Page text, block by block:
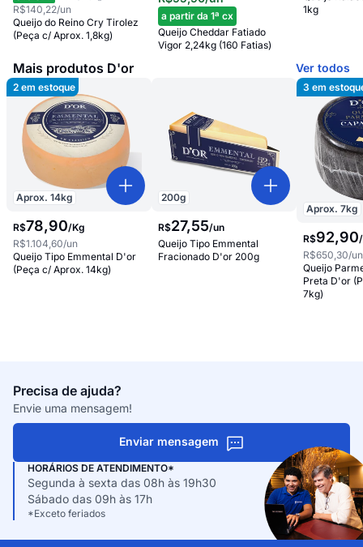
R$140,22/un
Queijo do Reino Cry Tirolez
(Peça c/ Aprox. 1,8kg)
a partir da 1ª cx
Queijo Cheddar Fatiado
Vigor 2,24kg (160 Fatias)
1kg
Mais produtos D'or Ver todos
Aprox. 14kg
2 em estoque
R$78,90/Kg
R$1.104,60/un
Queijo Tipo Emmental D'or
(Peça c/ Aprox. 14kg)
200g
R$27,55/un
Queijo Tipo Emmental
Fracionado D'or 200g
Aprox.7kg
3 em
R$92,90/
R$650,30/un
Queijo
Preta D'or
7kg)
Precisa de ajuda?
Envie uma mensagem!
Enviar mensagem
HORÁRIOS DE ATENDIMENTO*
Segunda à sexta das 08h às 19h30
Sábado das 09h às 17h
*Exceto feriados